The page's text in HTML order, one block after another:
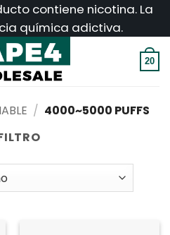
contiene nicotina. La
química adictiva.
20
/ 4000~5000 PUFFS